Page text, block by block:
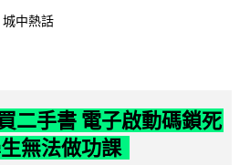
城中熱話
二手書 電子啟動碼鎖死
無法做功課